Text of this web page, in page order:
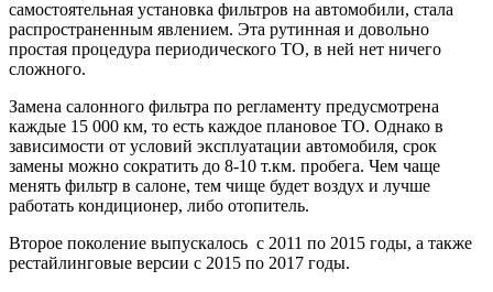
самостоятельная установка фильтров на автомобили, стала
распространенным явлением. Эта рутинная и довольно
простая процедура периодического ТО, в ней нет ничего
сложного.
Замена салонного фильтра по регламенту предусмотрена
каждые 15 000 км, то есть каждое плановое ТО. Однако в
зависимости от условий эксплуатации автомобиля, срок
замены можно сократить до 8-10 т.км. пробега. Чем чаще
менять фильтр в салоне, тем чище будет воздух и лучше
работать кондиционер, либо отопитель.
Второе поколение выпускалось с 2011 по 2015 годы, а также
рестайлинговые версии с 2015 по 2017 годы.